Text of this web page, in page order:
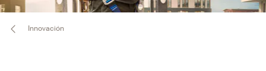
Innovación